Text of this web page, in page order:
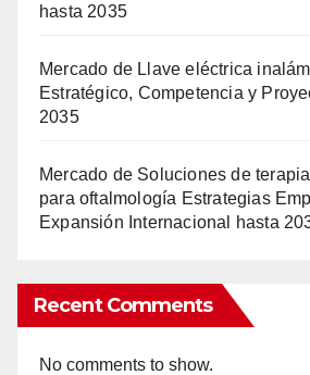
hasta 2035
Mercado de Llave eléctrica
Estratégico, Competencia y
2035
Mercado de Soluciones de
para oftalmología Estrategias
Expansión Internacional hasta
Recent Comments
No comments to show.